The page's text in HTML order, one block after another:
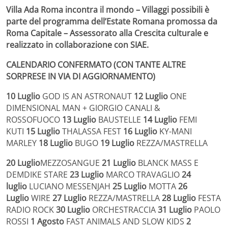
Villa Ada Roma incontra il mondo – Villaggi possibili è
parte del programma dell’Estate Romana promossa da
Roma Capitale – Assessorato alla Crescita culturale e
realizzato in collaborazione con SIAE.
CALENDARIO CONFERMATO (CON TANTE ALTRE
SORPRESE IN VIA DI AGGIORNAMENTO)
10 Luglio GOD IS AN ASTRONAUT 12 Luglio ONE
DIMENSIONAL MAN + GIORGIO CANALI &
ROSSOFUOCO 13 Luglio BAUSTELLE 14 Luglio FEMI
KUTI 15 LuglioTHALASSA FEST 16 Luglio KY-MANI
MARLEY 18 Luglio BUGO 19 Luglio REZZA/MASTRELLA
20 LuglioMEZZOSANGUE 21 Luglio BLANCK MASS E
DEMDIKE STARE 23 Luglio MARCO TRAVAGLIO24
luglio LUCIANO MESSENJAH 25 Luglio MOTTA26
LuglioWIRE 27 Luglio REZZA/MASTRELLA28 Luglio FESTA
RADIO ROCK30 Luglio ORCHESTRACCIA31 Luglio PAOLO
ROSSI 1 Agosto FAST ANIMALS AND SLOW KIDS 2